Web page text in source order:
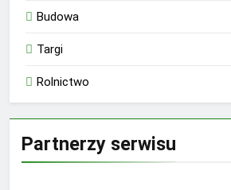
Budowa
Targi
Rolnictwo
Partnerzy serwisu